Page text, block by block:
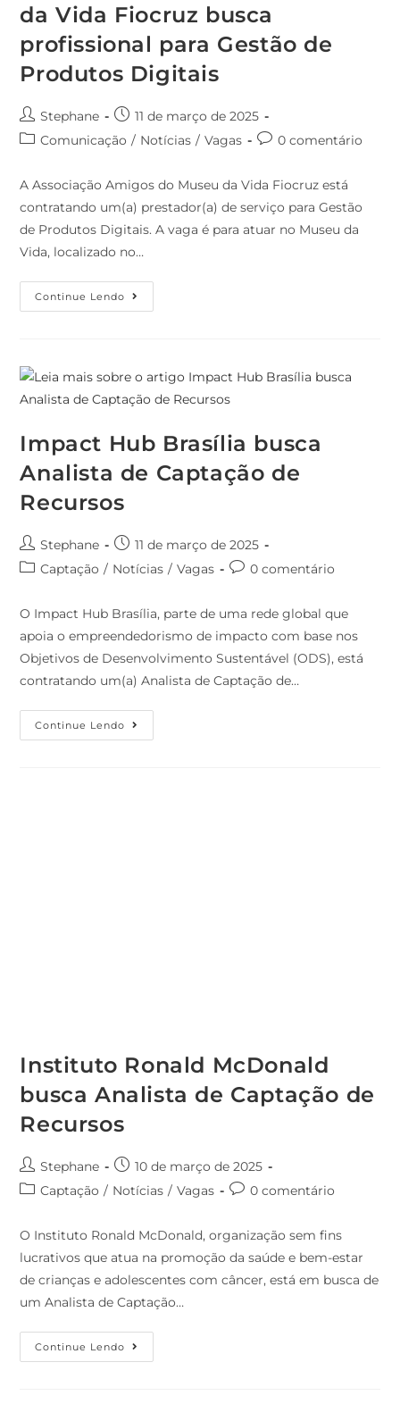
da Vida Fiocruz busca
profissional para Gestão de
Produtos Digitais
Stephane
11 de março de 2025
Comunicação / Notícias / Vagas 0 comentário
A Associação Amigos do Museu da Vida Fiocruz está
contratando um(a) prestador(a) de serviço para Gestão
de Produtos Digitais. A vaga é para atuar no Museu da
Vida, localizado no…
Continue Lendo
Impact Hub Brasília busca
Analista de Captação de
Recursos
Stephane
11 de março de 2025
Captação / Notícias / Vagas 0 comentário
O Impact Hub Brasília, parte de uma rede global que
apoia o empreendedorismo de impacto com base nos
Objetivos de Desenvolvimento Sustentável (ODS), está
contratando um(a) Analista de Captação de…
Continue Lendo
Instituto Ronald McDonald
busca Analista de Captação de
Recursos
Stephane
10 de março de 2025
Captação / Notícias / Vagas 0 comentário
O Instituto Ronald McDonald, organização sem fins
lucrativos que atua na promoção da saúde e bem-estar
de crianças e adolescentes com câncer, está em busca de
um Analista de Captação…
Continue Lendo